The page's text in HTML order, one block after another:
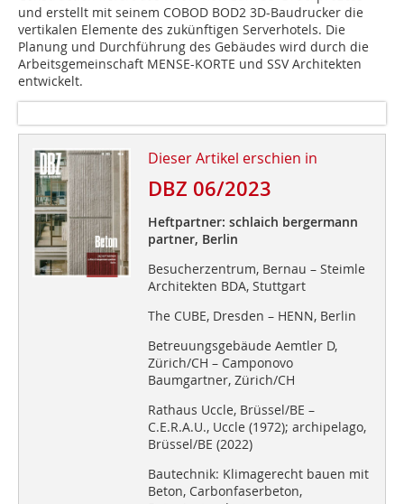
und erstellt mit seinem COBOD BOD2 3D-Baudrucker die
vertikalen Elemente des zukünftigen Serverhotels. Die
Planung und Durchführung des Gebäudes wird durch die
Arbeitsgemeinschaft MENSE-KORTE und SSV Architekten
entwickelt.
Dieser Artikel erschien in
DBZ 06/2023
Heftpartner: schlaich bergermann
partner, Berlin
Besucherzentrum, Bernau – Steimle
Architekten BDA, Stuttgart
The CUBE, Dresden – HENN, Berlin
Betreuungsgebäude Aemtler D,
Zürich/CH – Camponovo
Baumgartner, Zürich/CH
Rathaus Uccle, Brüssel/BE –
C.E.R.A.U., Uccle (1972); archipelago,
Brüssel/BE (2022)
Bautechnik: Klimagerecht bauen mit
Beton, Carbonfaserbeton,